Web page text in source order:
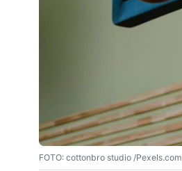
FOTO: cottonbro studio /Pexels.com